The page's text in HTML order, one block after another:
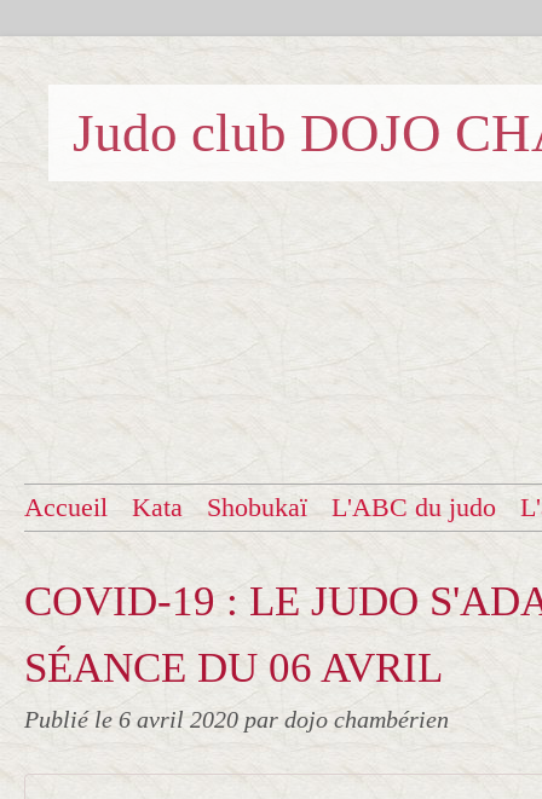
Judo club DOJO
Accueil Kata Shobukaï L'ABC du judo
COVID-19 : LE JUDO
SÉANCE DU 06 AVRIL
Publié le 6 avril 2020 par dojo chambérien